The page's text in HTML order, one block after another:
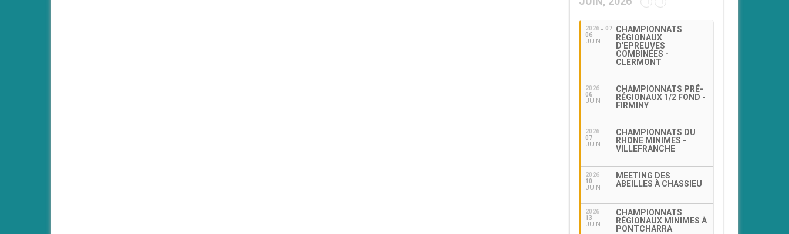
2026
06
JUIN
07
CHAMPIONNATS
RÉGIONAUX
D'EPREUVES
COMBINÉES -
CLERMONT
2026
06
JUIN
CHAMPIONNATS PRÉ-
RÉGIONAUX 1/2 FOND -
FIRMINY
2026
07
JUIN
CHAMPIONNATS DU
RHONE MINIMES -
VILLEFRANCHE
2026
10
JUIN
MEETING DES
ABEILLES À CHASSIEU
2026
13
JUIN
CHAMPIONNATS
RÉGIONAUX MINIMES À
PONTCHARRA